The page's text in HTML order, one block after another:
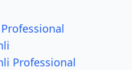
Professional